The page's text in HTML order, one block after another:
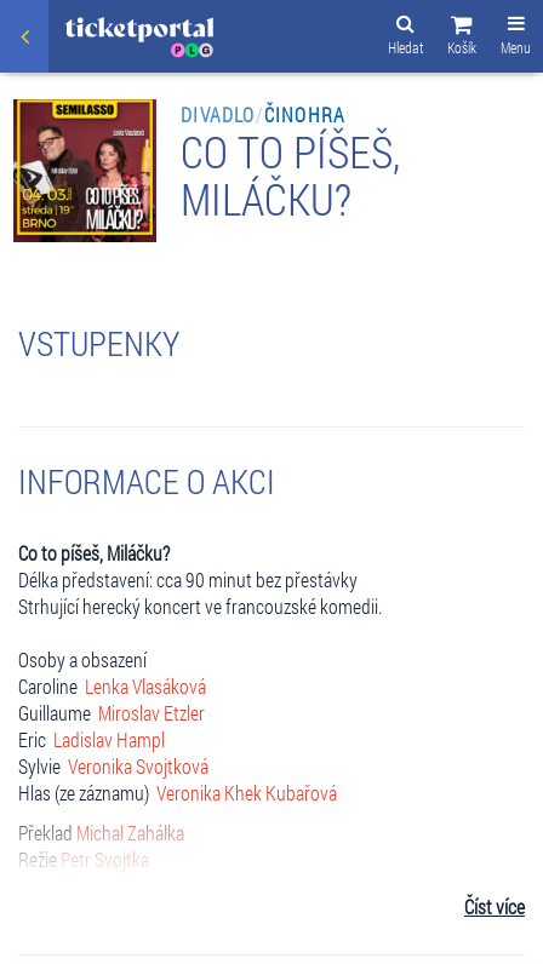
Menu
Košík
Hledat
DIVADLO/ČINOHRA
CO TO PÍŠEŠ,
MILÁČKU?
VSTUPENKY
INFORMACE O AKCI
Co to píšeš, Miláčku?
Délka představení: cca 90 minut bez přestávky
Strhující herecký koncert ve francouzské komedii.
Osoby a obsazení
Caroline Lenka Vlasáková
Guillaume Miroslav Etzler
Eric Ladislav Hampl
Sylvie Veronika Svojtková
Hlas (ze záznamu) Veronika Khek Kubařová
Překlad Michal Zahálka
RežiePetr Svojtka
Číst více